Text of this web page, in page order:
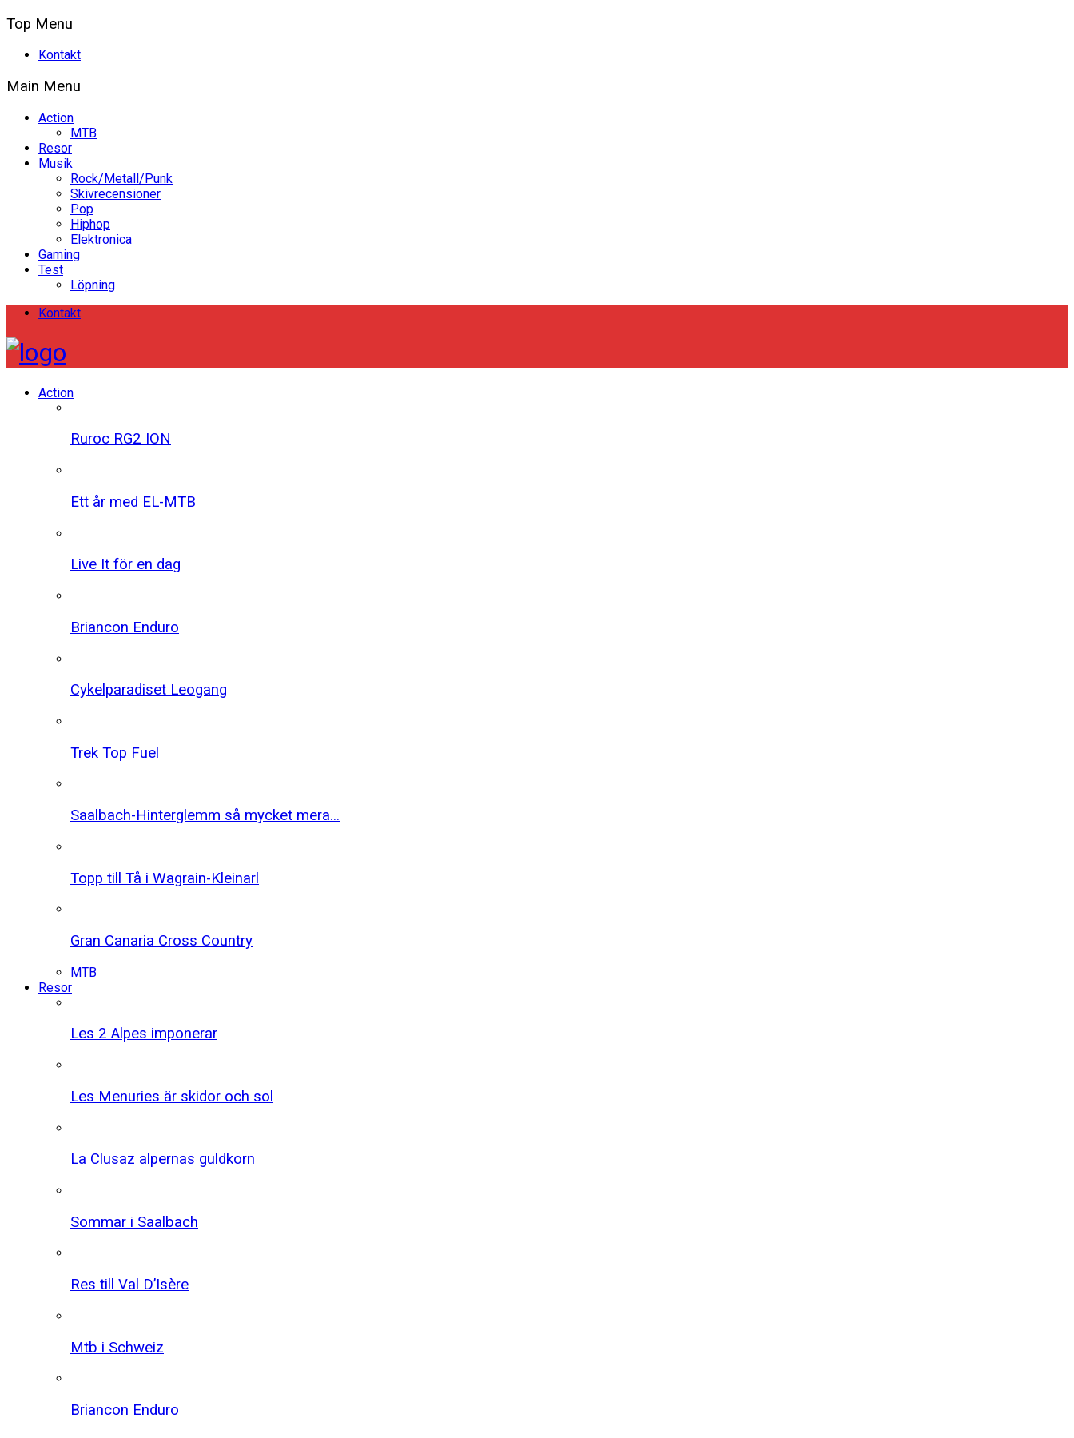
Top Menu
Kontakt
Main Menu
Action
MTB
Resor
Musik
Rock/Metall/Punk
Skivrecensioner
Pop
Hiphop
Elektronica
Gaming
Test
Löpning
Kontakt
Action
Ruroc RG2 ION
Ett år med EL-MTB
Live It för en dag
Briancon Enduro
Cykelparadiset Leogang
Trek Top Fuel
Saalbach-Hinterglemm så mycket mera...
Topp till Tå i Wagrain-Kleinarl
Gran Canaria Cross Country
MTB
Resor
Les 2 Alpes imponerar
Les Menuries är skidor och sol
La Clusaz alpernas guldkorn
Sommar i Saalbach
Res till Val D’Isère
Mtb i Schweiz
Briancon Enduro